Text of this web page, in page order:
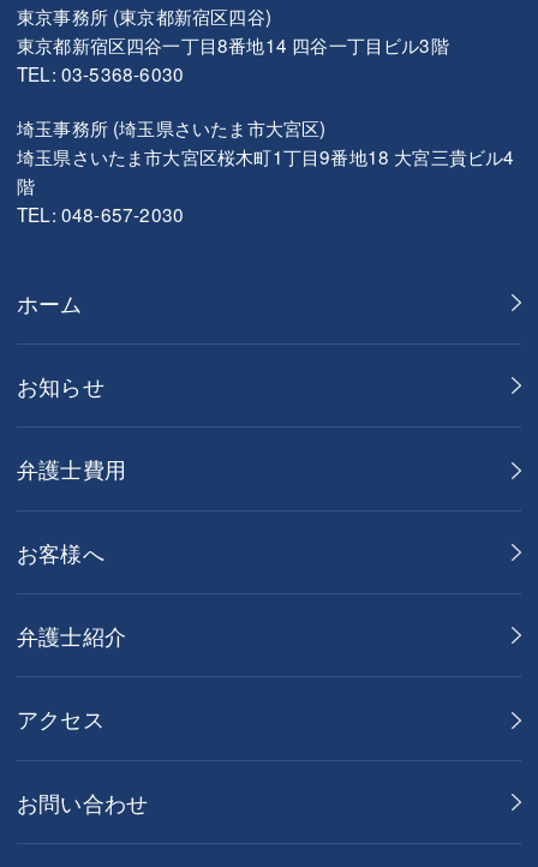
東京事務所 (東京都新宿区四谷)
東京都新宿区四谷一丁目8番地14 四谷一丁目ビル3階
TEL: 03-5368-6030
埼玉事務所 (埼玉県さいたま市大宮区)
埼玉県さいたま市大宮区桜木町1丁目9番地18 大宮三貴ビル4
階
TEL: 048-657-2030
ホーム
お知らせ
弁護士費用
お客様へ
弁護士紹介
アクセス
お問い合わせ